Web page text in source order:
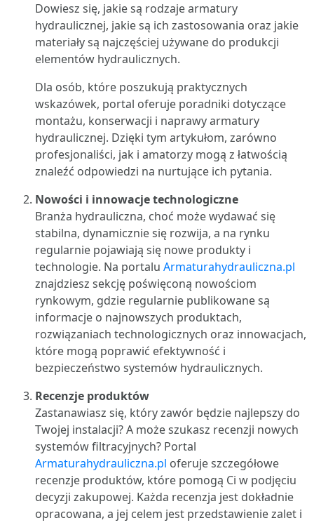
Dowiesz się, jakie są rodzaje armatury
hydraulicznej, jakie są ich zastosowania oraz jakie
materiały są najczęściej używane do produkcji
elementów hydraulicznych.
Dla osób, które poszukują praktycznych
wskazówek, portal oferuje poradniki dotyczące
montażu, konserwacji i naprawy armatury
hydraulicznej. Dzięki tym artykułom, zarówno
profesjonaliści, jak i amatorzy mogą z łatwością
znaleźć odpowiedzi na nurtujące ich pytania.
Nowości i innowacje technologiczne
Branża hydrauliczna, choć może wydawać się
stabilna, dynamicznie się rozwija, a na rynku
regularnie pojawiają się nowe produkty i
technologie. Na portalu Armaturahydrauliczna.pl
znajdziesz sekcję poświęconą nowościom
rynkowym, gdzie regularnie publikowane są
informacje o najnowszych produktach,
rozwiązaniach technologicznych oraz innowacjach,
które mogą poprawić efektywność i
bezpieczeństwo systemów hydraulicznych.
Recenzje produktów
Zastanawiasz się, który zawór będzie najlepszy do
Twojej instalacji? A może szukasz recenzji nowych
systemów filtracyjnych? Portal
Armaturahydrauliczna.pl oferuje szczegółowe
recenzje produktów, które pomogą Ci w podjęciu
decyzji zakupowej. Każda recenzja jest dokładnie
opracowana, a jej celem jest przedstawienie zalet i